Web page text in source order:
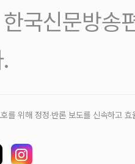
국신문방송
를 위해 정정‧반론 보도를 신속하고